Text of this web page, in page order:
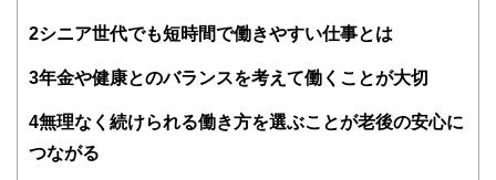
得者を中心に「お金や暮らし」に関する書籍・雑誌の編集経
験者で構成され、企画立案から記事掲載まですべての工程に
関わることで、読者目線のコンテンツを追求しています。
護士、税理士、宅地建物取引士、相続診断士、住宅ローンア
2シニア世代でも短時間で働きやすい仕事とは
3年金や健康とのバランスを考えて働くことが大切
4無理なく続けられる働き方を選ぶことが老後の安心に
つながる